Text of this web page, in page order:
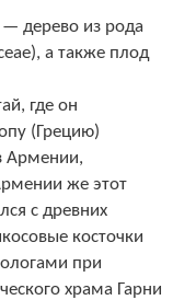
— дерево из рода
а также плод
где он
(Грецию)
Армении,
же этот
с древних
косточки
при
храма Гарни